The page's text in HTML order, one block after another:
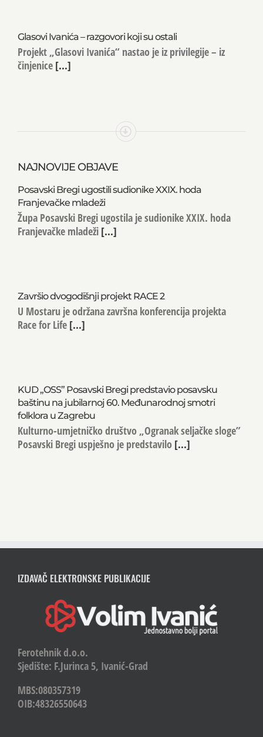
Glasovi Ivanića – razgovori koji su ostali
Projekt „Glasovi Ivanića“ nastao je iz privilegije – iz
činjenice [...]
NAJNOVIJE OBJAVE
Posavski Bregi ugostili sudionike XXIX. hoda
Franjevačke mladeži
Župa Posavski Bregi ugostila je sudionike XXIX. hoda
Franjevačke mladeži [...]
Završio dvogodišnji projekt RACE 2
U Mostaru je održana završna konferencija projekta
Race for Life [...]
KUD „OSS” Posavski Bregi predstavio posavsku
baštinu na jubilarnoj 60. Međunarodnoj smotri
folklora u Zagrebu
Kulturno-umjetničko društvo „Ogranak seljačke sloge”
Posavski Bregi uspješno je predstavilo [...]
IZDAVAČ ELEKTRONSKE PUBLIKACIJE
Ferotehnik d.o.o.
Sjedište: F.Jurinca 5, Ivanić-Grad
MBS:080357319
OIB:48326550643